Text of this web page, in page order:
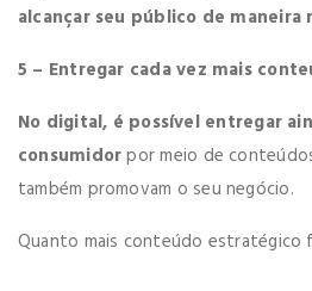
alcançar seu público de maneira
5 – Entregar cada vez mais
No digital, é possível entregar
consumidorpor meio de
também promovam o seu negócio.
Quanto mais conteúdo estratégico